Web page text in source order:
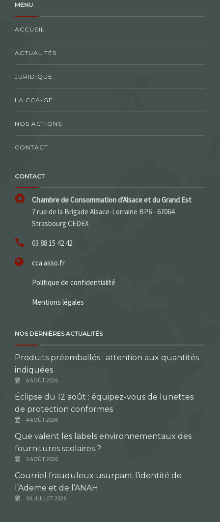
MENU
ACCUEIL
ACTUALITÉS
JURIDIQUE
LA CCA-GE
NOS ACTIONS
CONTACT
CONTACT
Chambre de Consommation d'Alsace et du Grand Est
7 rue de la Brigade Alsace-Lorraine BP6 - 67064
Strasbourg CEDEX
03 88 15 42 42
cca.asso.fr
Politique de confidentialité
Mentions légales
NOS DERNIÈRES ACTUALITÉS
Produits préemballés : attention aux quantités
indiquées
6 AOÛT 2026
Éclipse du 12 août : équipez-vous de lunettes
de protection conformes
4 AOÛT 2026
Que valent les labels environnementaux des
fournitures scolaires ?
3 AOÛT 2026
Courriel frauduleux usurpant l’identité de
l’Ademe et de l’ANAH
30 JUILLET 2026